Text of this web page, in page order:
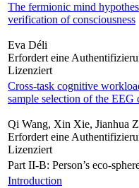
The fermionic mind
verification of consciousness
Eva Déli
Erfordert eine
Lizenziert
Cross-task cognitive
sample selection of the EEG
Qi Wang, Xin Xie, Jianhua
Erfordert eine
Lizenziert
Part II-B: Person’s eco-
Introduction